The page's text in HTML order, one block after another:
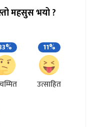
महसुस भयो ?
11%
उत्साहित